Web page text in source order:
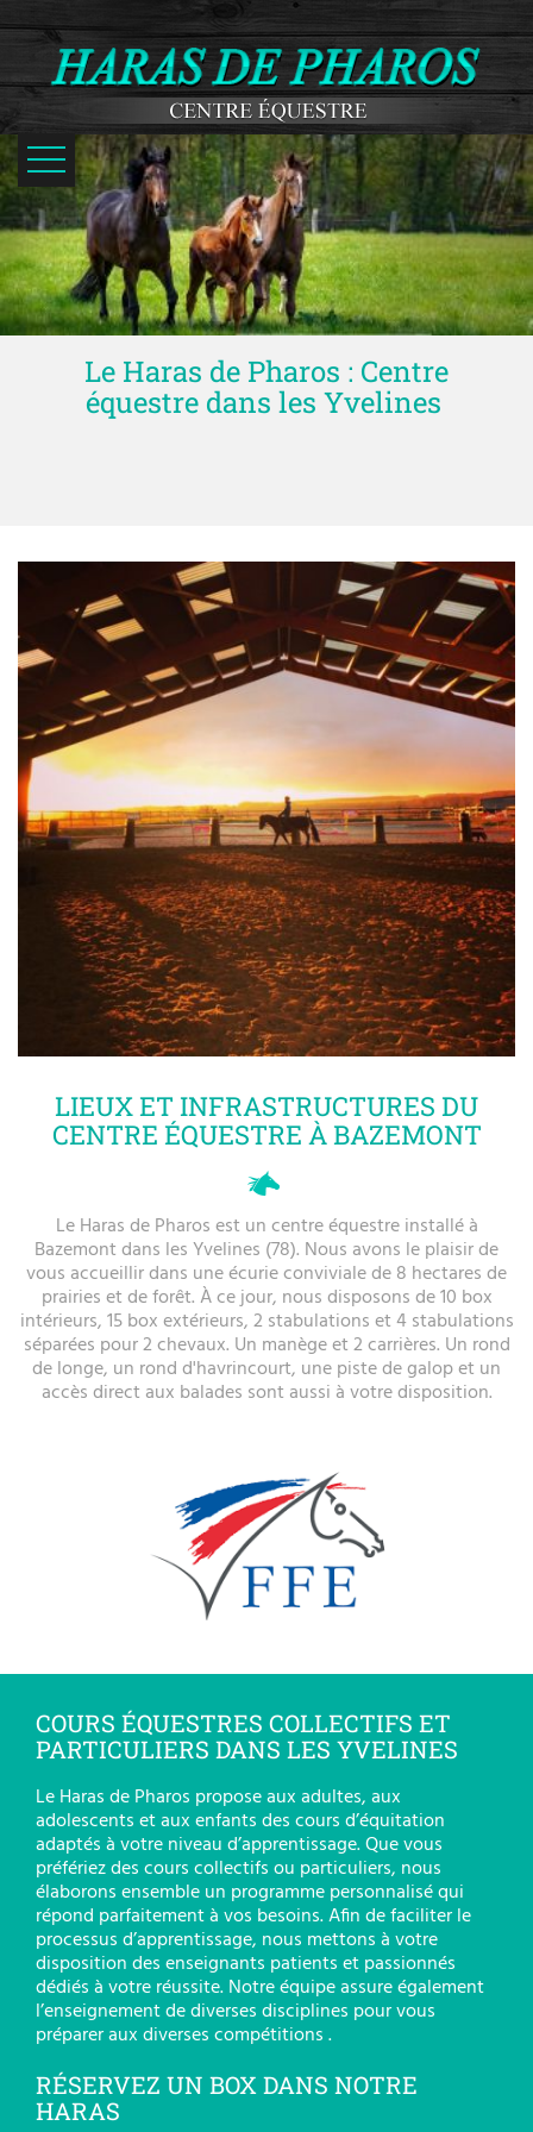
ACCUEIL
ENSEIGNEMENTS
PENSIONS
ÉLEVAGE
ACTUALITÉS
Le Haras de Pharos : Centre
équestre dans les Yvelines
LIEUX ET INFRASTRUCTURES DU
CENTRE ÉQUESTRE À BAZEMONT
Le Haras de Pharos est un centre équestre installé à
Bazemont dans les Yvelines (78). Nous avons le plaisir de
vous accueillir dans une écurie conviviale de 8 hectares de
prairies et de forêt. À ce jour, nous disposons de 10 box
intérieurs, 15 box extérieurs, 2 stabulations et 4 stabulations
séparées pour 2 chevaux. Un manège et 2 carrières. Un rond
de longe, un rond d'havrincourt, une piste de galop et un
accès direct aux balades sont aussi à votre disposition.
COURS ÉQUESTRES COLLECTIFS ET
PARTICULIERS DANS LES YVELINES
Le Haras de Pharos propose aux adultes, aux
adolescents et aux enfants des cours d’équitation
adaptés à votre niveau d’apprentissage. Que vous
préfériez des cours collectifs ou particuliers, nous
élaborons ensemble un programme personnalisé qui
répond parfaitement à vos besoins. Afin de faciliter le
processus d’apprentissage, nous mettons à votre
disposition des enseignants patients et passionnés
dédiés à votre réussite. Notre équipe assure également
l’enseignement de diverses disciplines pour vous
préparer aux diverses compétitions .
RÉSERVEZ UN BOX DANS NOTRE
HARAS